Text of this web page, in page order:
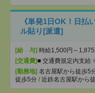
《単発1日OK！日払
ル貼り[派遣]
[給 与] 時給1,500円～1,875
[交通費]■ 交通費規定内支給
[勤務地] 名古屋駅から徒歩5
徒歩5分 / 近鉄名古屋駅から